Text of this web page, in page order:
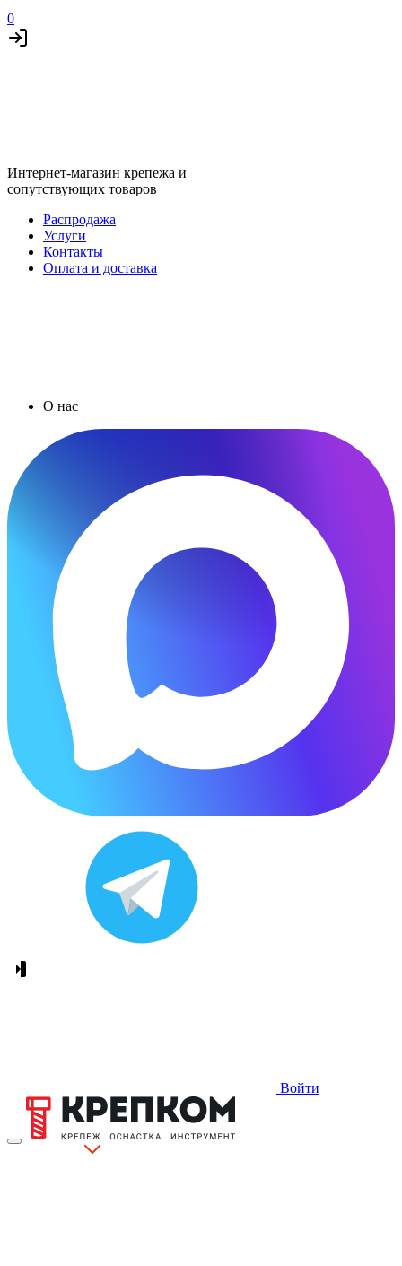
0
Интернет-магазин крепежа и
сопутствующих товаров
Распродажа
Услуги
Контакты
Оплата и доставка
О нас
Войти